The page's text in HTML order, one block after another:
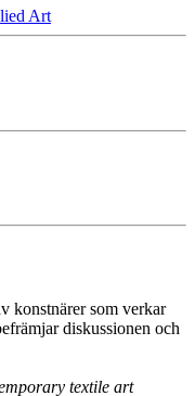
Art
konstnärer som verkar
diskussionen och
textile art